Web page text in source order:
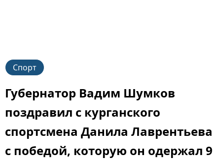
Спорт
Губернатор Вадим Шумков
поздравил с курганского
спортсмена Данила Лаврентьева
с победой, которую он одержал 9